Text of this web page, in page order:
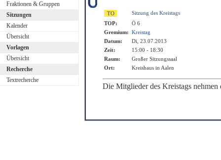
Fraktionen & Gruppen
Sitzungen
Kalender
Übersicht
Vorlagen
Übersicht
Recherche
Textrecherche
Sitzung des Kreistags
TOP:
Ö 6
Gremium: Kreistag
Datum:
Di, 23.07.2013
Zeit:
15:00 - 18:30
Raum:
Großer Sitzungssaal
Ort:
Kreishaus in Aalen
Die Mitglieder des Kreistags